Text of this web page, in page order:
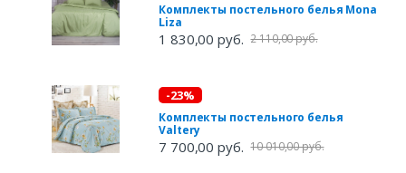
Комплекты постельного белья Mona
Liza
1 830,00 руб. 2 110,00 руб.
-23%
Комплекты постельного белья
Valtery
7 700,00 руб. 10 010,00 руб.